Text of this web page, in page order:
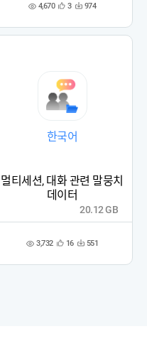
조 4,670 관
록
3 다 974
한국어
멀티세션, 대화 관련 말뭉치
데이터
조 3,732 관
록
16 다 551
20.12 GB